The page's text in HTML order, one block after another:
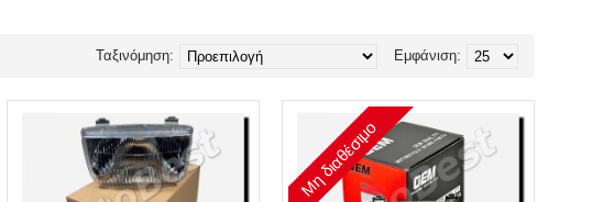
Εμφάνιση:
Ταξινόμηση:
Μη διαθέσιμο